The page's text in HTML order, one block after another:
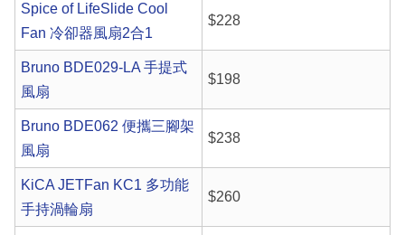
Spice of LifeSlide Cool
Fan 冷卻器風扇2合1
$228
Bruno BDE029-LA 手提式
風扇
$198
Bruno BDE062 便攜三腳架
風扇
$238
KiCA JETFan KC1 多功能
手持渦輪扇
$260